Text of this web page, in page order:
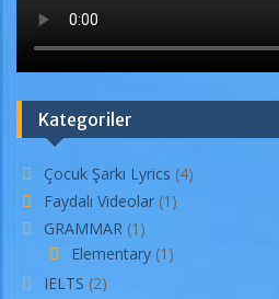
Kategoriler
Çocuk Şarkı Lyrics (4)
Faydalı Videolar (1)
GRAMMAR (1)
Elementary (1)
IELTS (2)